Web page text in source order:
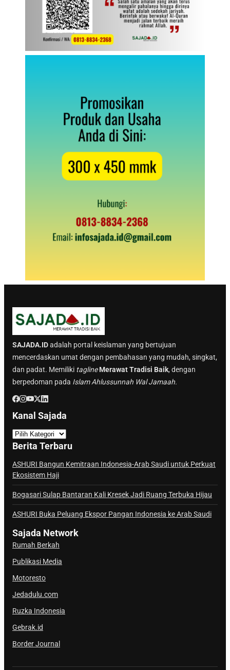
SAJADA.IDadalah portal keislaman yang bertujuan
mencerdaskan umat dengan pembahasan yang mudah, singkat,
dan padat. Memiliki tagline Merawat Tradisi Baik, dengan
berpedoman pada Islam Ahlussunnah Wal Jamaah.
Kanal Sajada
a
n
a
l
j
d
a
Berita Terbaru
ASHURI Bangun Kemitraan Indonesia-Arab Saudi untuk Perkuat
Ekosistem Haji
Bogasari Sulap Bantaran Kali Kresek Jadi Ruang Terbuka Hijau
ASHURI Buka Peluang Ekspor Pangan Indonesia ke Arab Saudi
Sajada Network
Rumah Berkah
Publikasi Media
Motoresto
Jedadulu.com
Ruzka Indonesia
Gebrak.id
Border Journal